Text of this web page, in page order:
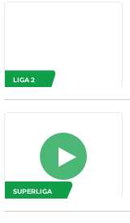
LIGA 2
SUPERLIGA